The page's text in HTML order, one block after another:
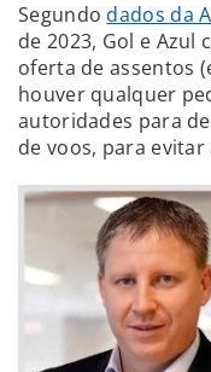
Segundodados da
de 2023, Gol e Azul
oferta de assentos
houver qualquer
autoridades para
de voos, para